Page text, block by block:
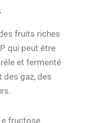
fruits riches
qui peut être
et fermenté
des gaz, des
fructose